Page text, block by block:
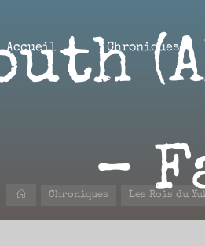
Accueil Chroniques
–
AccueilChroniques Les Rois du